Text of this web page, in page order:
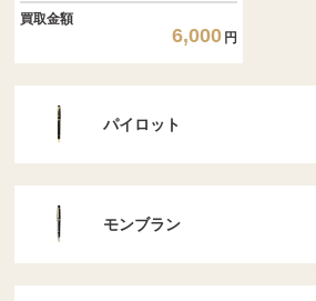
買取金額
6,000 円
パイロット
モンブラン